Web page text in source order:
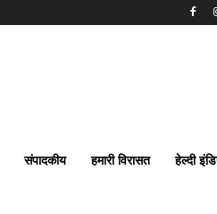
संपादकीय हमारी विरासत हेल्दी